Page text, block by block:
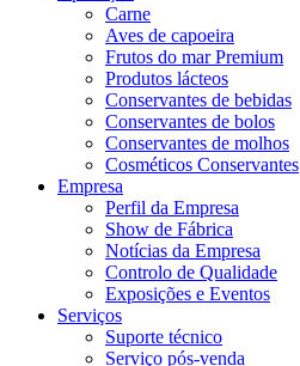
Carne
Aves de capoeira
Frutos do mar Premium
Produtos lácteos
Conservantes de bebidas
Conservantes de bolos
Conservantes de molhos
Cosméticos Conservantes
Empresa
Perfil da Empresa
Show de Fábrica
Notícias da Empresa
Controlo de Qualidade
Exposições e Eventos
Serviços
Suporte técnico
Serviço pós-venda